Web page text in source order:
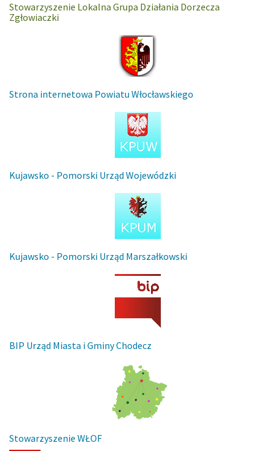
Stowarzyszenie Lokalna Grupa Działania Dorzecza
Zgłowiaczki
Strona internetowa Powiatu Włocławskiego
Kujawsko - Pomorski Urząd Wojewódzki
Kujawsko - Pomorski Urząd Marszałkowski
BIP Urząd Miasta i Gminy Chodecz
Stowarzyszenie WŁOF